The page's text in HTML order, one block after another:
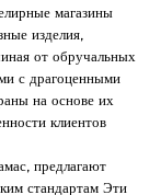
магазины
изделия,
от обручальных
с драгоценными
на основе их
клиентов.
предлагают
стандартам Эти